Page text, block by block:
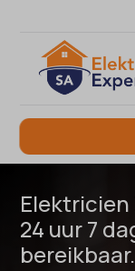
Elektricien
24 uur 7